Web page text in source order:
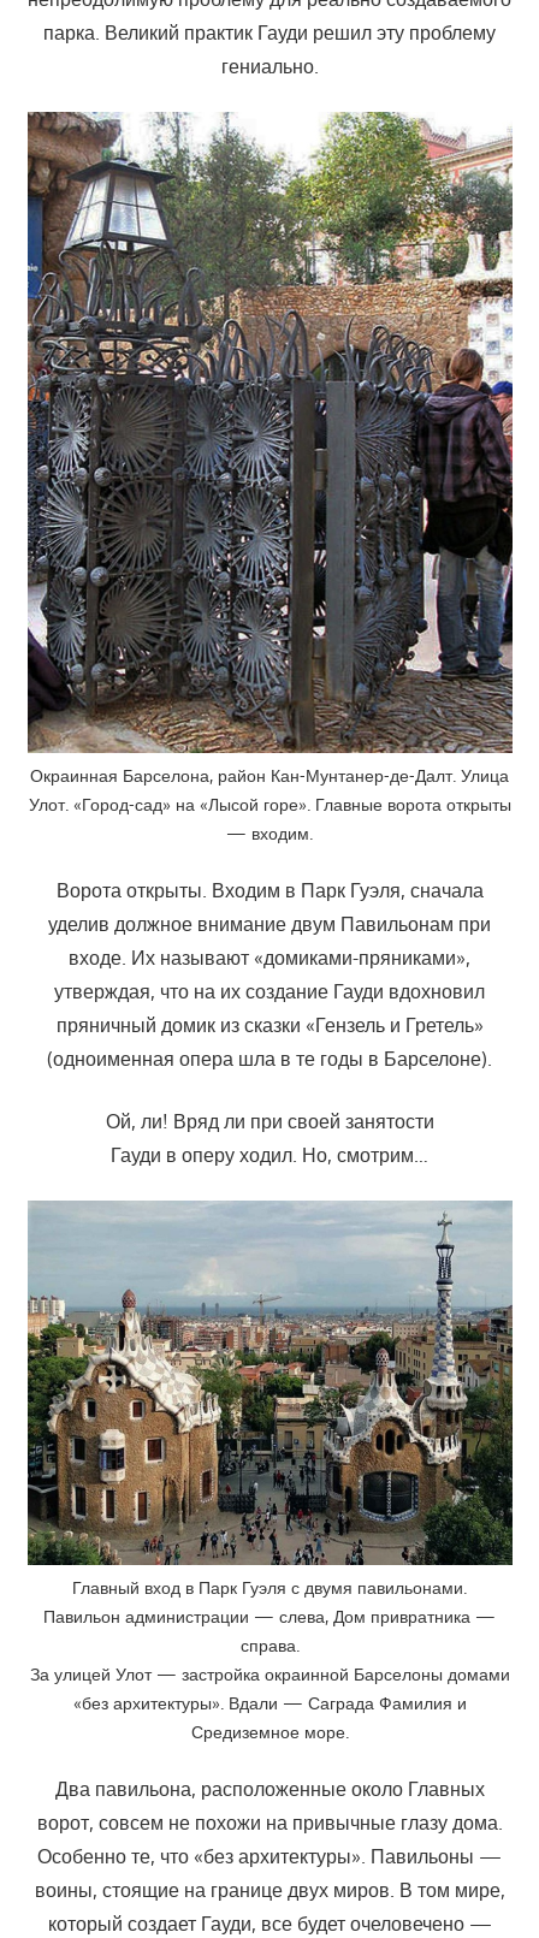
парка. Великий практик Гауди решил эту проблему
гениально.
Окраинная Барселона, район Кан-Мунтанер-де-Далт. Улица
Улот. «Город-сад» на «Лысой горе». Главные ворота открыты
— входим.
Ворота открыты. Входим в Парк Гуэля, сначала
уделив должное внимание двум Павильонам при
входе. Их называют «домиками-пряниками»,
утверждая, что на их создание Гауди вдохновил
пряничный домик из сказки «Гензель и Гретель»
(одноименная опера шла в те годы в Барселоне).
Ой, ли! Вряд ли при своей занятости
Гауди в оперу ходил. Но, смотрим…
Главный вход в Парк Гуэля с двумя павильонами.
Павильон администрации — слева, Дом привратника —
справа.
За улицей Улот — застройка окраинной Барселоны домами
«без архитектуры». Вдали — Саграда Фамилия и
Средиземное море.
Два павильона, расположенные около Главных
ворот, совсем не похожи на привычные глазу дома.
Особенно те, что «без архитектуры». Павильоны —
воины, стоящие на границе двух миров. В том мире,
который создает Гауди, все будет очеловечено —